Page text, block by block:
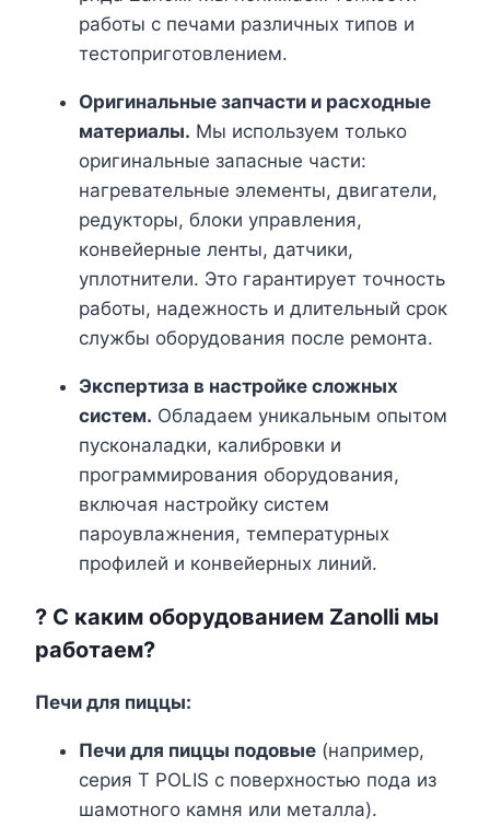
работы с печами различных типов и
тестоприготовлением.
Оригинальные запчасти и расходные
материалы. Мы используем только
оригинальные запасные части:
нагревательные элементы, двигатели,
редукторы, блоки управления,
конвейерные ленты, датчики,
уплотнители. Это гарантирует точность
работы, надежность и длительный срок
службы оборудования после ремонта.
Экспертиза в настройке сложных
систем. Обладаем уникальным опытом
пусконаладки, калибровки и
программирования оборудования,
включая настройку систем
пароувлажнения, температурных
профилей и конвейерных линий.
? С каким оборудованием Zanolli мы
работаем?
Печи для пиццы:
Печи для пиццы подовые (например,
серия T POLIS с поверхностью пода из
шамотного камня или металла).